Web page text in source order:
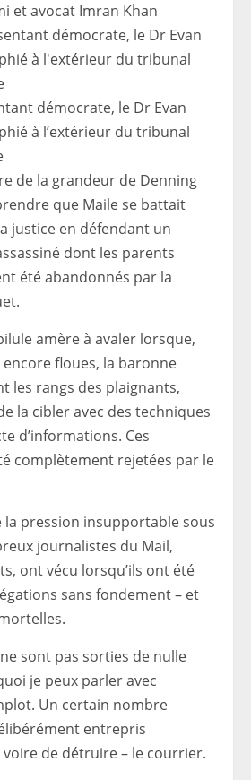
et avocat Imran Khan
démocrate, le Dr Evan
à l’extérieur du tribunal
de la grandeur de Denning
que Maile se battait
justice en défendant un
dont les parents
été abandonnés par la
amère à avaler lorsque,
floues, la baronne
les rangs des plaignants,
la cibler avec des techniques
d’informations. Ces
complètement rejetées par le
pression insupportable sous
journalistes du Mail,
ont vécu lorsqu’ils ont été
sans fondement – ​​et
sont pas sorties de nulle
je peux parler avec
Un certain nombre
entrepris
voire de détruire – le courrier.